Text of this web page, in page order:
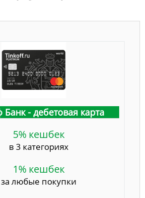
- дебетовая карта
5% кешбек
в 3 категориях
1% кешбек
за любые покупки